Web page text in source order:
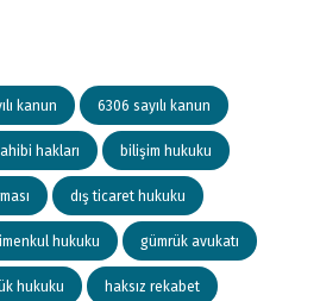
kanun 6306 sayılı kanun
hakları bilişim hukuku
dış ticaret hukuku
hukuku gümrük avukatı
hukuku haksız rekabet